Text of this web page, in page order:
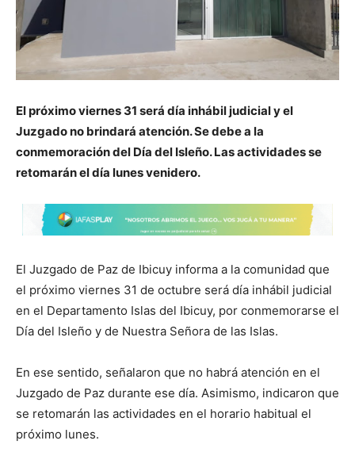
El próximo viernes 31 será día inhábil judicial y el
Juzgado no brindará atención. Se debe a la
conmemoración del Día del Isleño. Las actividades se
retomarán el día lunes venidero.
El Juzgado de Paz de Ibicuy informa a la comunidad que
el próximo viernes 31 de octubre será día inhábil judicial
en el Departamento Islas del Ibicuy, por conmemorarse el
Día del Isleño y de Nuestra Señora de las Islas.
En ese sentido, señalaron que no habrá atención en el
Juzgado de Paz durante ese día. Asimismo, indicaron que
se retomarán las actividades en el horario habitual el
próximo lunes.